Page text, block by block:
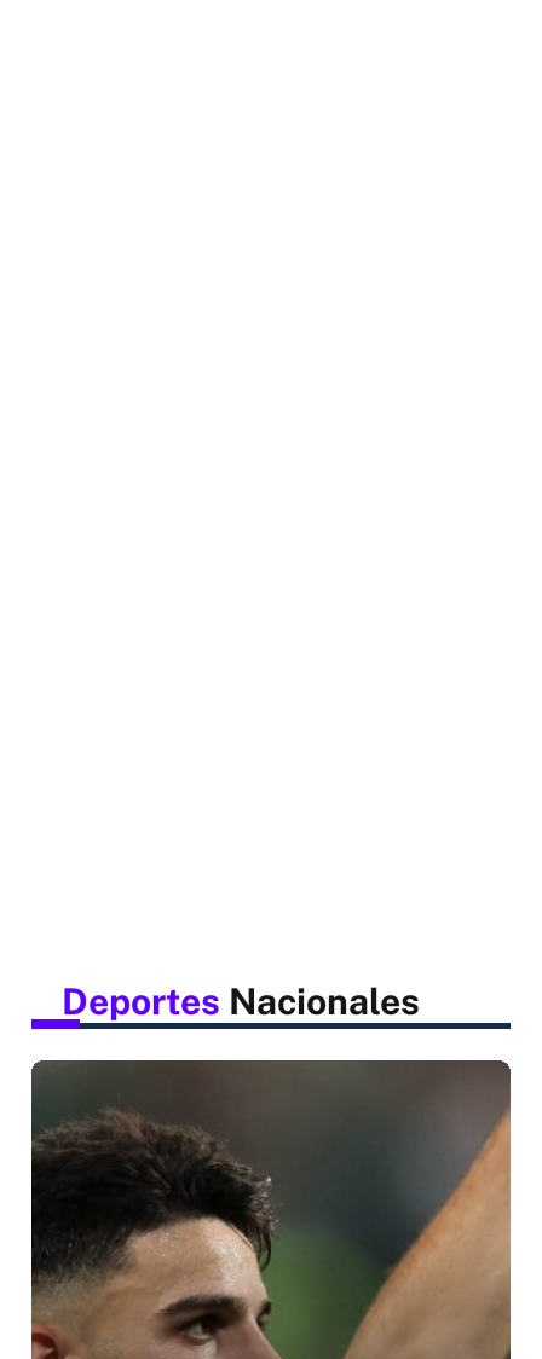
Deportes Nacionales